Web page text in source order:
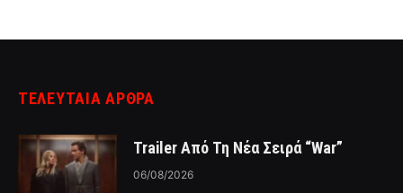
ΤΕΛΕΥΤΑΙΑ ΑΡΘΡΑ
Trailer Από Τη Νέα Σειρά “War”
06/08/2026